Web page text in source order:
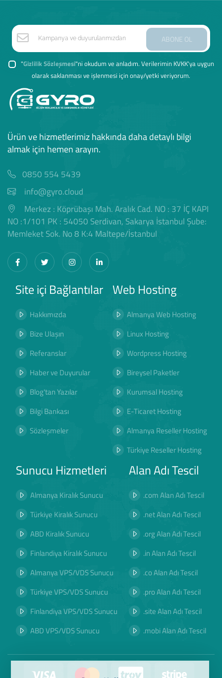
ABONE OL
"Gizlilik Sözleşmesi"ni okudum ve anladım. Verilerimin KVKK'ya uygun
olarak saklanması ve işlenmesi için onay/yetki veriyorum.
Ürün ve hizmetlerimiz hakkında daha detaylı bilgi
almak için hemen arayın.
0850 554 5439
info@gyro.cloud
Merkez : Köprübaşı Mah. Aralık Cad. NO : 37 İÇ KAPI
NO :1/101 PK : 54050 Serdivan, Sakarya İstanbul Şube:
Memleket Sok. No 8 K:4 Maltepe/İstanbul
Site içi Bağlantılar
Hakkımızda
Bize Ulaşın
Referanslar
Haber ve Duyurular
Blog'tan Yazılar
Bilgi Bankası
Sözleşmeler
Web Hosting
Almanya Web Hosting
Linux Hosting
Wordpress Hosting
Bireysel Paketler
Kurumsal Hosting
E-Ticaret Hosting
Almanya Reseller Hosting
Türkiye Reseller Hosting
Sunucu Hizmetleri
Almanya Kiralık Sunucu
Türkiye Kiralık Sunucu
ABD Kiralık Sunucu
Finlandiya Kiralık Sunucu
Almanya VPS/VDS Sunucu
Türkiye VPS/VDS Sunucu
Finlandiya VPS/VDS Sunucu
ABD VPS/VDS Sunucu
Alan Adı Tescil
.com Alan Adı Tescil
.net Alan Adı Tescil
.org Alan Adı Tescil
.in Alan Adı Tescil
.co Alan Adı Tescil
.pro Alan Adı Tescil
.site Alan Adı Tescil
.mobi Alan Adı Tescil